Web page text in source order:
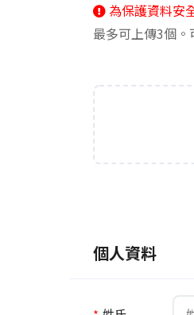
為保護資料安
最多可上傳3個
個人資料